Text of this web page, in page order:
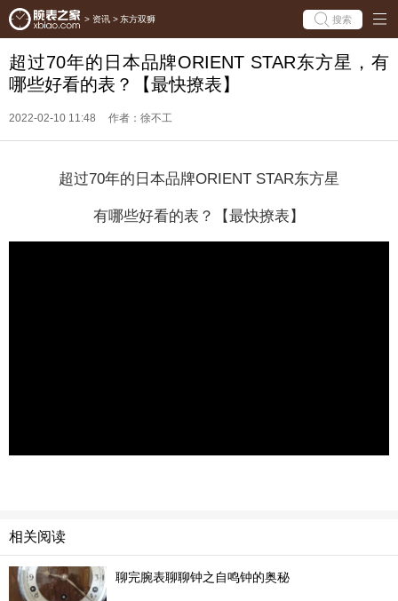
> 资讯 > 东方双狮 搜索
超过70年的日本品牌ORIENT STAR东方星，有
哪些好看的表？【最快撩表】
2022-02-10 11:48 作者：徐不工
超过70年的日本品牌ORIENT STAR东方星
有哪些好看的表？【最快撩表】
相关阅读
聊完腕表聊聊钟之自鸣钟的奥秘